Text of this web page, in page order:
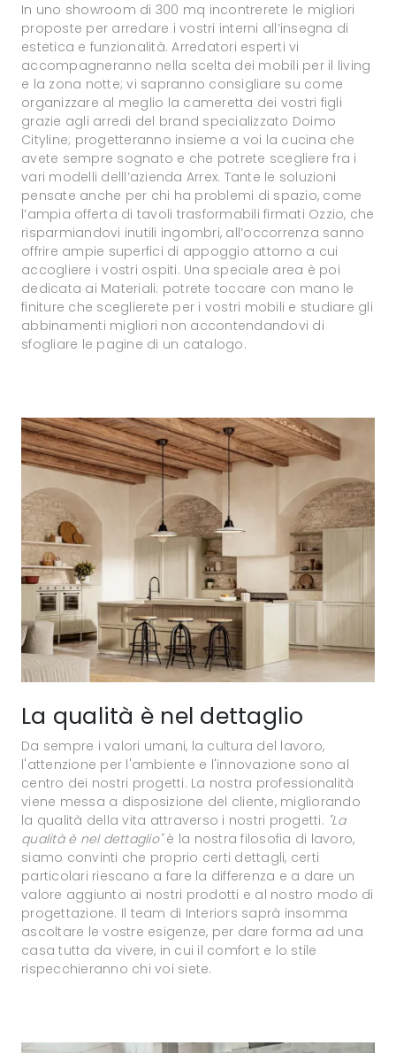
In uno showroom di 300 mq incontrerete le migliori
proposte per arredare i vostri interni all’insegna di
estetica e funzionalità. Arredatori esperti vi
accompagneranno nella scelta dei mobili per il living
e la zona notte; vi sapranno consigliare su come
organizzare al meglio la cameretta dei vostri figli
grazie agli arredi del brand specializzato Doimo
Cityline; progetteranno insieme a voi la cucina che
avete sempre sognato e che potrete scegliere fra i
vari modelli delll’azienda Arrex. Tante le soluzioni
pensate anche per chi ha problemi di spazio, come
l’ampia offerta di tavoli trasformabili firmati Ozzio, che
risparmiandovi inutili ingombri, all’occorrenza sanno
offrire ampie superfici di appoggio attorno a cui
accogliere i vostri ospiti. Una speciale area è poi
dedicata ai Materiali: potrete toccare con mano le
finiture che sceglierete per i vostri mobili e studiare gli
abbinamenti migliori non accontendandovi di
sfogliare le pagine di un catalogo.
La qualità è nel dettaglio
Da sempre i valori umani, la cultura del lavoro,
l'attenzione per l'ambiente e l'innovazione sono al
centro dei nostri progetti. La nostra professionalità
viene messa a disposizione del cliente, migliorando
la qualità della vita attraverso i nostri progetti. "La
qualità è nel dettaglio"è la nostra filosofia di lavoro,
siamo convinti che proprio certi dettagli, certi
particolari riescano a fare la differenza e a dare un
valore aggiunto ai nostri prodotti e al nostro modo di
progettazione. Il team di Interiors saprà insomma
ascoltare le vostre esigenze, per dare forma ad una
casa tutta da vivere, in cui il comfort e lo stile
rispecchieranno chi voi siete.